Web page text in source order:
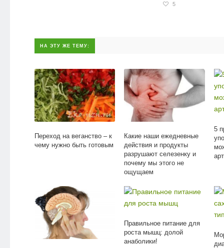
5
НА ЭТУ ЖЕ ТЕМУ:
Переход на веганство – к
чему нужно быть готовым
Какие наши ежедневные
действия и продукты
разрушают селезенку и
почему мы этого не
ощущаем
5
Правильное питание для
роста мышц: долой
анаболики!